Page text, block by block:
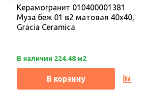
Керамогранит 010400001381
Муза беж 01 в2 матовая 40х40,
Gracia Ceramica
В наличии 224.48 м2
В корзину